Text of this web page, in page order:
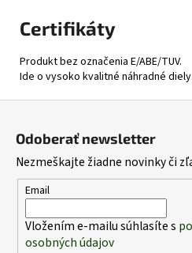
Certifikáty
Produkt bez označenia E/ABE/TUV.
Ide o vysoko kvalitné náhradné diely.
Odoberať newsletter
Nezmeškajte žiadne novinky či
Email
Vložením e-mailu súhlasíte s
osobných údajov